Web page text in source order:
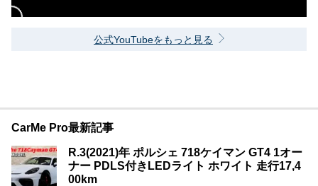
公式YouTubeをもっと見る
CarMe Pro最新記事
R.3(2021)年 ポルシェ 718ケイマン GT4 1オー
ナー PDLS付きLEDライト ホワイト 走行17,4
00km